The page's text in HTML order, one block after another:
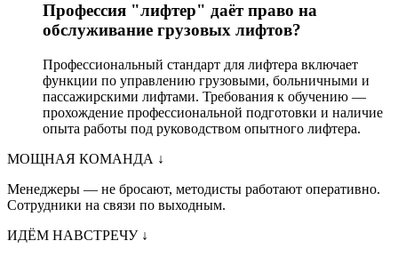
Профессия "лифтер" даёт право на
обслуживание грузовых лифтов?
Профессиональный стандарт для лифтера включает
функции по управлению грузовыми, больничными и
пассажирскими лифтами. Требования к обучению —
прохождение профессиональной подготовки и наличие
опыта работы под руководством опытного лифтера.
МОЩНАЯ КОМАНДА ↓
Менеджеры — не бросают, методисты работают оперативно.
Сотрудники на связи по выходным.
ИДЁМ НАВСТРЕЧУ ↓